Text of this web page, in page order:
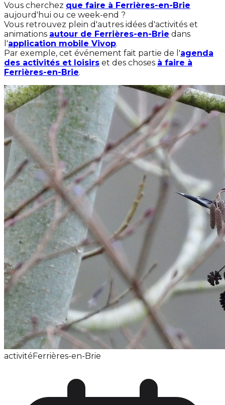
Vous cherchez que faire à Ferrières-en-Brie
aujourd'hui ou ce week-end ?
Vous retrouvez plein d'autres idées d'activités et
animations autour de Ferrières-en-Brie dans
l'application mobile Vivop.
Par exemple, cet événement fait partie de l'agenda
des activités et loisirs et des choses à faire à
Ferrières-en-Brie.
activitéFerrières-en-Brie